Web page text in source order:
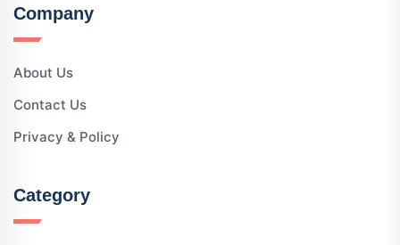
Company
About Us
Contact Us
Privacy & Policy
Category